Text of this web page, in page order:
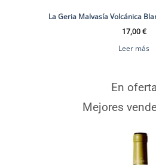
La Geria Malvasía Volcánica
17,00€
Leer más
En oferta
Mejores